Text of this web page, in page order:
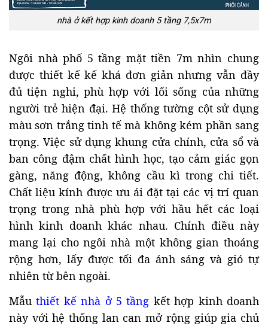
nhà ở kết hợp kinh doanh 5 tầng 7,5x7m
Ngôi nhà phố 5 tầng mặt tiền 7m nhìn chung
được thiết kế kế khá đơn giản nhưng vẫn đầy
đủ tiện nghi, phù hợp với lối sống của những
người trẻ hiện đại. Hệ thống tường cột sử dụng
màu sơn trắng tinh tế mà không kém phần sang
trọng. Việc sử dụng khung cửa chính, cửa sổ và
ban công đậm chất hình học, tạo cảm giác gọn
gàng, năng động, không cầu kì trong chi tiết.
Chất liệu kính được ưu ái đặt tại các vị trí quan
trọng trong nhà phù hợp với hầu hết các loại
hình kinh doanh khác nhau. Chính điều này
mang lại cho ngôi nhà một không gian thoáng
rộng hơn, lấy được tối đa ánh sáng và gió tự
nhiên từ bên ngoài.
Mẫuthiết kế nhà ở 5 tầng kết hợp kinh doanh
này với hệ thống lan can mở rộng giúp gia chủ